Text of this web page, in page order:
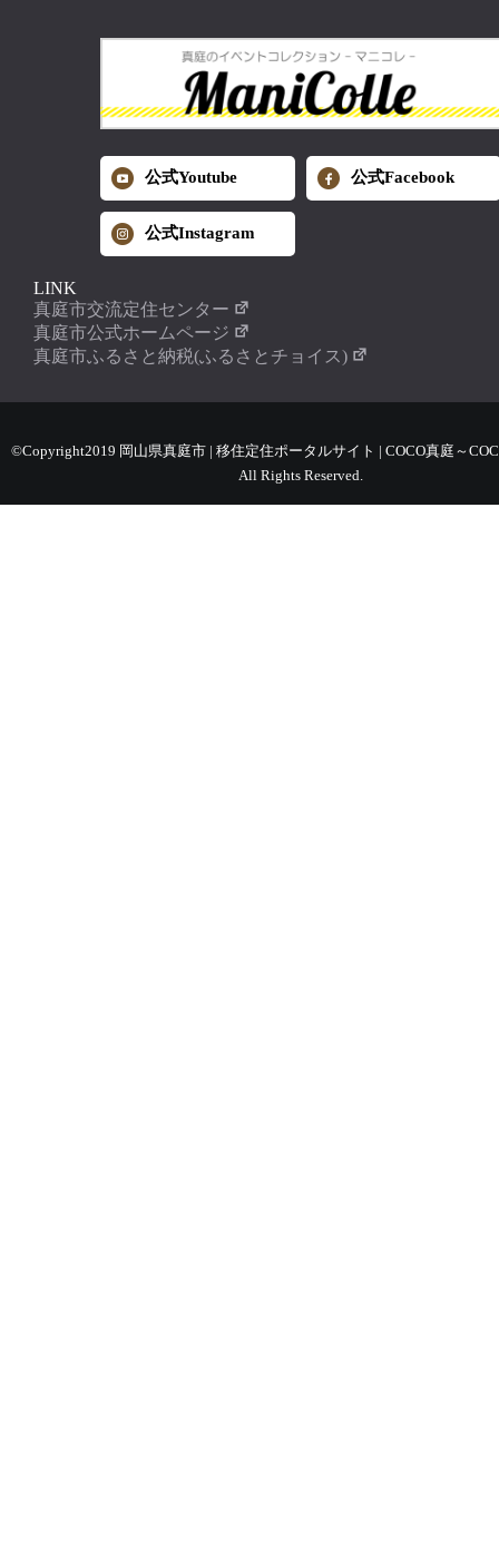
公式Youtube 公式Facebook
公式Instagram
LINK
真庭市交流定住センター
真庭市公式ホームページ
真庭市ふるさと納税(ふるさとチョイス)
©Copyright2019 岡山県真庭市 | 移住定住ポータルサイト | COCO真庭～
All Rights Reserved.